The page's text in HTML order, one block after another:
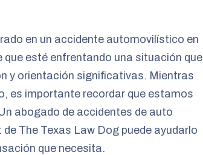
en un accidente automovilístico en
que esté enfrentando una situación que
y orientación significativas. Mientras
es importante recordar que estamos
abogado de accidentes de auto
The Texas Law Dog puede ayudarlo
que necesita.